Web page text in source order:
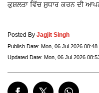
ਕੁਸ਼ਲਤਾ ਵਿੱਚ ਸੁਧਾਰ ਕਰਨ ਦੀ
Posted By Jagjit Singh
Publish Date: Mon, 06 Jul 2026 08:48
Updated Date: Mon, 06 Jul 2026